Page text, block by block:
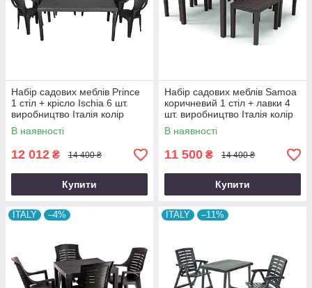
Набір садових меблів Prince
1 стіл + крісло Ischia 6 шт.
виробництво Італія колір
Антрацит
В наявності
12 012 ₴ 14 400 ₴
Купити
Набір садових меблів Samoa
коричневий 1 стіл + лавки 4
шт. виробництво Італія колір
коричневий
В наявності
11 500 ₴ 14 400 ₴
Купити
ITALY –4% ITALY –11%